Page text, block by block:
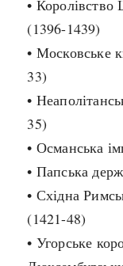
Подорожі і
Регіони
Австралія
Азія
Америка
• Королівство
(1396-1439)
• Московське
33)
•
35)
• Османська
• Папська
• Східна
(1421-48)
• Угорське